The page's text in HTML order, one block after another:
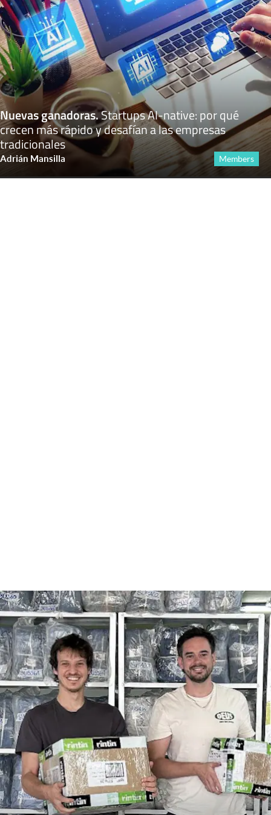
Nuevas ganadoras.Startups AI-native: por qué
crecen más rápido y desafían a las empresas
tradicionales
Adrián Mansilla Members